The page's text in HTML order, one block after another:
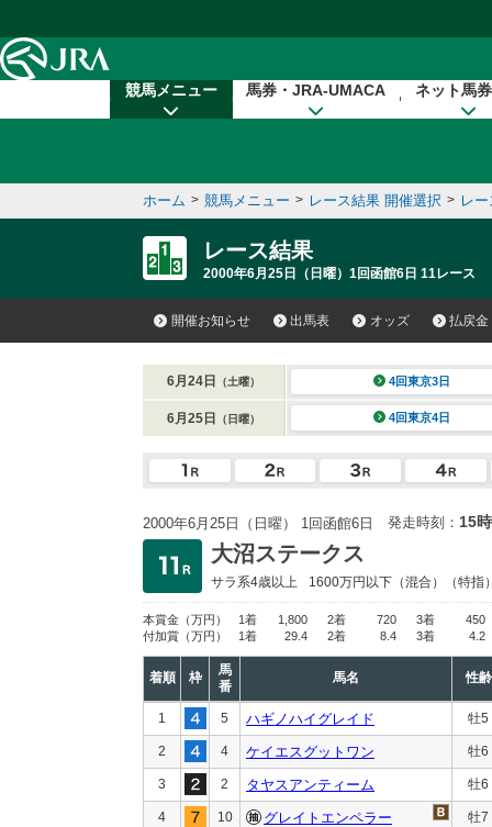
競馬メニュー 馬券・JRA-UMACA ネット馬
ホーム > 競馬メニュー > レース結果 開催選択 > レ
レース結果
2000年6月25日（日曜）1回函館6日 11レース
開催お知らせ 出馬表 オッズ 払戻金
6月24日 （土曜） 4回東京3日
6月25日 （日曜） 4回東京4日
2000年6月25日（日曜） 1回函館6日 発走時刻： 15
大沼ステークス
サラ系4歳以上 1600万円以下 （混合）（特指
本賞金 （万円） 1着 1,800 2着 720 3着
450
付加賞 （万円） 1着 29.4 2着 8.4 3着 4.2
着順 枠
馬
番
馬名 性齢
1 5 ハギノハイグレイド 牡5
2 4 ケイエスグットワン 牡6
3 2 タヤスアンティーム 牡6
4 10 グレイトエンペラー 牡7